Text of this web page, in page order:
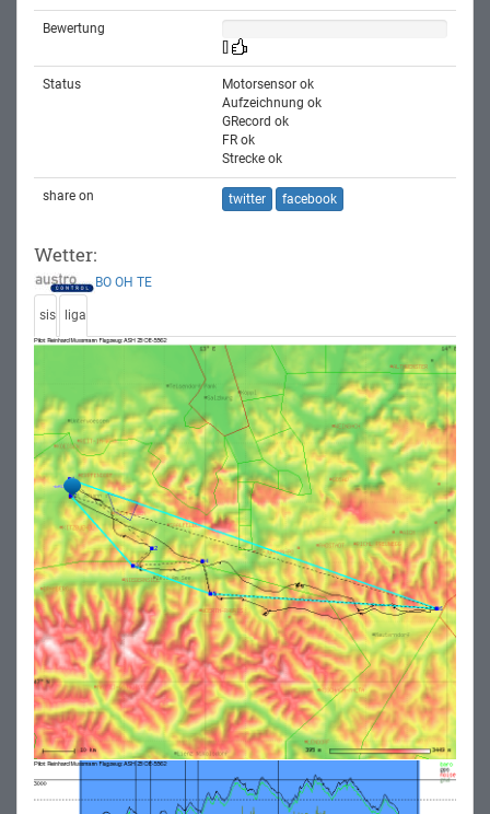
Bewertung
Status
Motorsensor ok
Aufzeichnung ok
GRecord ok
FR ok
Strecke ok
share on twitter facebook
Wetter:
BO OH TE
sis liga